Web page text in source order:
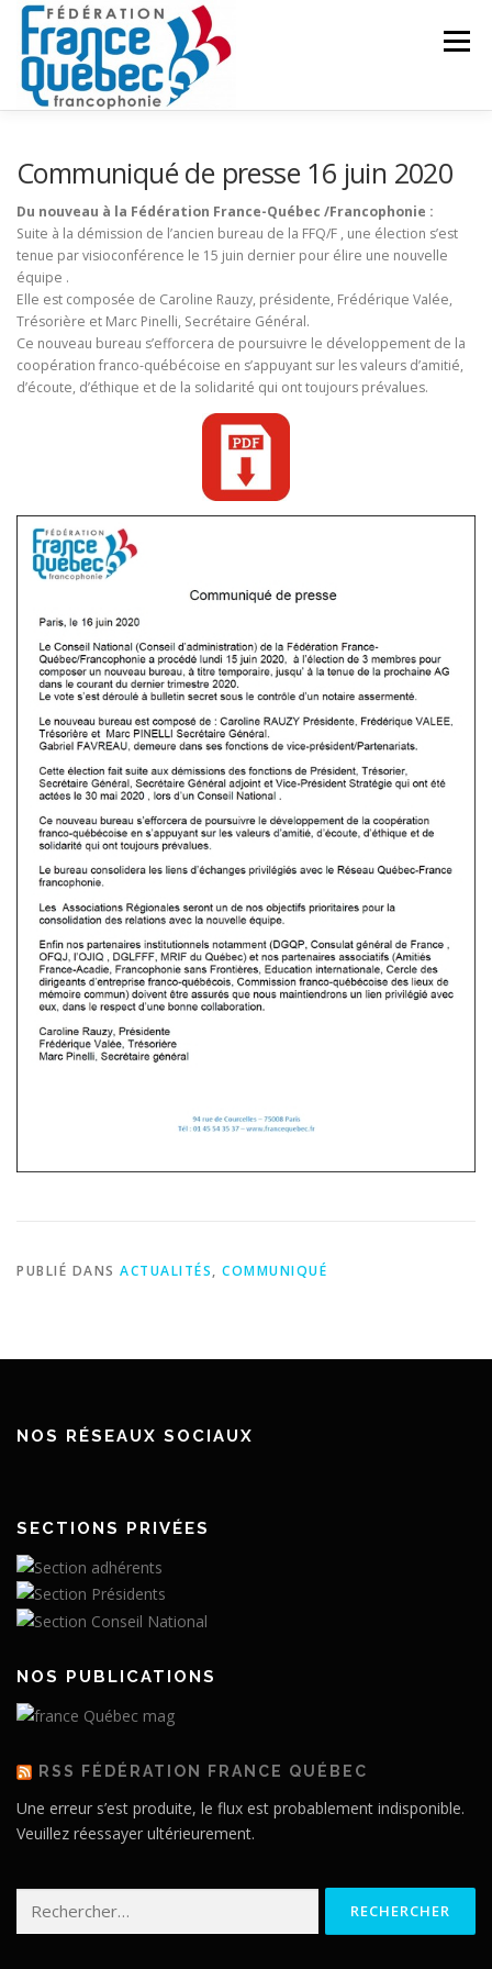
Aller
contenu
Menu
ACTUALITÉS CONGRÈS COMMUN CONTACT
INTRANET
Communiqué de presse 16 juin 2020
Du nouveau à la Fédération France-Québec /Francophonie :
Suite à la démission de l’ancien bureau de la FFQ/F , une élection s’est
tenue par visioconférence le 15 juin dernier pour élire une nouvelle
équipe .
Elle est composée de Caroline Rauzy, présidente, Frédérique Valée,
Trésorière et Marc Pinelli, Secrétaire Général.
Ce nouveau bureau s’efforcera de poursuivre le développement de la
coopération franco-québécoise en s’appuyant sur les valeurs d’amitié,
d’écoute, d’éthique et de la solidarité qui ont toujours prévalues.
PUBLIÉ DANS ACTUALITÉS, COMMUNIQUÉ
NOS RÉSEAUX SOCIAUX
SECTIONS PRIVÉES
NOS PUBLICATIONS
RSS FÉDÉRATION FRANCE QUÉBEC
Une erreur s’est produite, le flux est probablement indisponible.
Veuillez réessayer ultérieurement.
Rechercher :